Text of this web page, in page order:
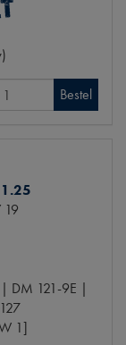
Bestel
1.25
DM 121-9E |
1]